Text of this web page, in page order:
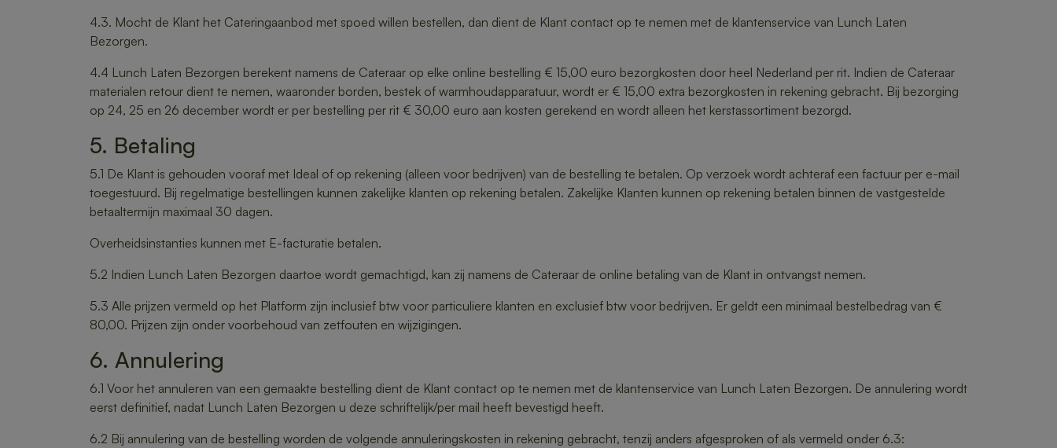
4.3. Mocht de Klant het Cateringaanbod met spoed willen bestellen, dan dient de Klant contact op te nemen met de klantenservice van Lunch Laten
Bezorgen.
4.4 Lunch Laten Bezorgen berekent namens de Cateraar op elke online bestelling € 15,00 euro bezorgkosten door heel Nederland per rit. Indien de Cateraar
materialen retour dient te nemen, waaronder borden, bestek of warmhoudapparatuur, wordt er € 15,00 extra bezorgkosten in rekening gebracht. Bij bezorging
op 24, 25 en 26 december wordt er per bestelling per rit € 30,00 euro aan kosten gerekend en wordt alleen het kerstassortiment bezorgd.
5. Betaling
5.1 De Klant is gehouden vooraf met Ideal of op rekening (alleen voor bedrijven) van de bestelling te betalen. Op verzoek wordt achteraf een factuur per e-mail
toegestuurd. Bij regelmatige bestellingen kunnen zakelijke klanten op rekening betalen. Zakelijke Klanten kunnen op rekening betalen binnen de vastgestelde
betaaltermijn maximaal 30 dagen.
Overheidsinstanties kunnen met E-facturatie betalen.
5.2 Indien Lunch Laten Bezorgen daartoe wordt gemachtigd, kan zij namens de Cateraar de online betaling van de Klant in ontvangst nemen.
5.3 Alle prijzen vermeld op het Platform zijn inclusief btw voor particuliere klanten en exclusief btw voor bedrijven. Er geldt een minimaal bestelbedrag van €
80,00. Prijzen zijn onder voorbehoud van zetfouten en wijzigingen.
6. Annulering
6.1 Voor het annuleren van een gemaakte bestelling dient de Klant contact op te nemen met de klantenservice van Lunch Laten Bezorgen. De annulering wordt
eerst definitief, nadat Lunch Laten Bezorgen u deze schriftelijk/per mail heeft bevestigd heeft.
6.2 Bij annulering van de bestelling worden de volgende annuleringskosten in rekening gebracht, tenzij anders afgesproken of als vermeld onder 6.3: